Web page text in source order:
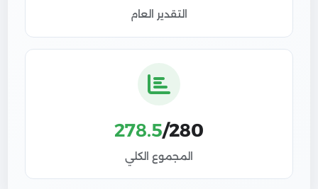
التقدير العام
278.5/280
المجموع الكلي